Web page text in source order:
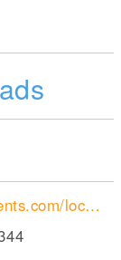
egymonuments.com/locations/details/ValleyOfKings